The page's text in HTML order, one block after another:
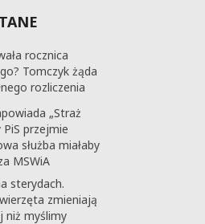
rocznica
Tomczyk żąda
rozliczenia
„Straż
PiS przejmie
służba miałaby
MSWiA
sterydach.
zmieniają
niż myślimy